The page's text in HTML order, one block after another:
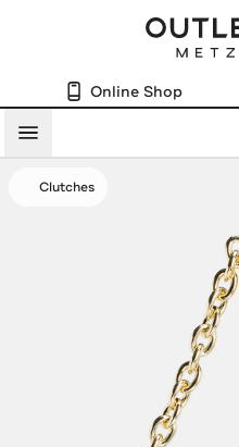
Online Shop
Menü
Clutches